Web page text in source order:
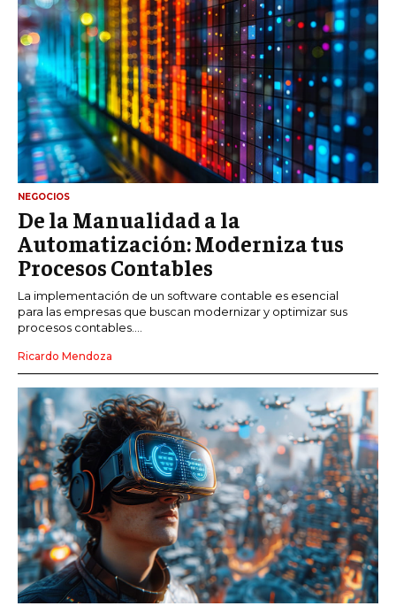
NEGOCIOS
De la Manualidad a la
Automatización: Moderniza tus
Procesos Contables
La implementación de un software contable es esencial
para las empresas que buscan modernizar y optimizar sus
procesos contables....
Ricardo Mendoza